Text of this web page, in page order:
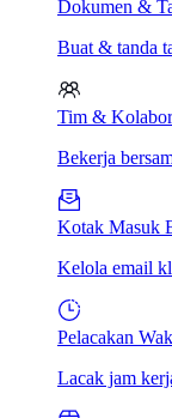
Dokumen &
Buat & tanda
Tim &
Bekerja
Kotak Masuk
Kelola email
Pelacakan
Lacak jam